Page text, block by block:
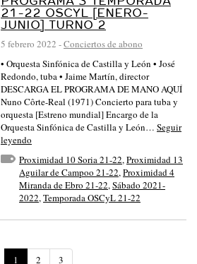
21-22 OSCYL [ENERO-
JUNIO] TURNO 2
5 febrero 2022 -Conciertos de abono
• Orquesta Sinfónica de Castilla y León • José
Redondo, tuba • Jaime Martín, director
DESCARGA EL PROGRAMA DE MANO AQUÍ
Nuno Côrte-Real (1971) Concierto para tuba y
orquesta [Estreno mundial] Encargo de la
Orquesta Sinfónica de Castilla y León… Seguir
leyendo
Proximidad 10 Soria 21-22,Proximidad 13
Aguilar de Campoo 21-22,Proximidad 4
Miranda de Ebro 21-22,Sábado 2021-
2022,Temporada OSCyL 21-22
1 2 3